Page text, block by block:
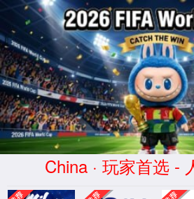
页面没有